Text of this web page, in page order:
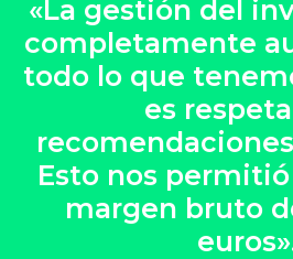
«La gestión del
completamente
todo lo que
es
Esto nos
margen bruto